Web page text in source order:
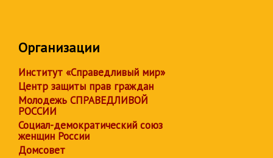
Организации
Институт «Справедливый мир»
Центр защиты прав граждан
Молодежь СПРАВЕДЛИВОЙ
РОССИИ
Социал-демократический союз
женщин России
Домсовет